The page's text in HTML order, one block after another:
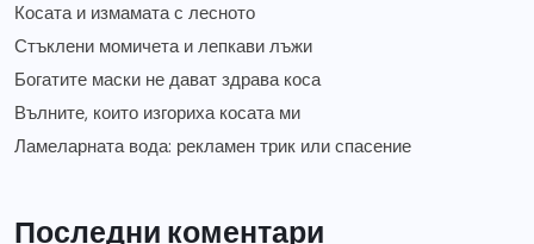
Косата и измамата с лесното
Стъклени момичета и лепкави лъжи
Богатите маски не дават здрава коса
Вълните, които изгориха косата ми
Ламеларната вода: рекламен трик или спасение
Последни коментари